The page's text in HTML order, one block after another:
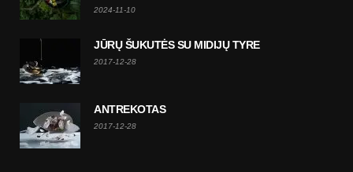
2024-11-10
JŪRŲ ŠUKUTĖS SU MIDIJŲ TYRE
2017-12-28
ANTREKOTAS
2017-12-28